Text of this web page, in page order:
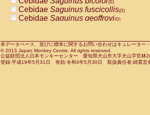
CercopithecidaeCercocebus
CercopithecidaeCercocebushybrid
CercopithecidaePapio anubis(0)
CercopithecidaePapio cynocephalus
CercopithecidaePapio hamadryas(0)
(0)
Cebidae Saguinus fuscicollis(0)
Cebidae Saguinus geoffroyi(0)
CebidaeSaguinus leucopus(0)
CebidaeSaguinus midas(0)
Cebidae Saguinus mystax(0)
本データベース、並びに標本に関するお問い合わせはキュレータ
© 2013 Japan Monkey Centre. All rights reserved.
公益財団法人日本モンキーセンター 愛知県犬山市大字犬山字官
登録:平成19年5月31日 有効:令和4年5月30日 取扱責任者:綿貫宏